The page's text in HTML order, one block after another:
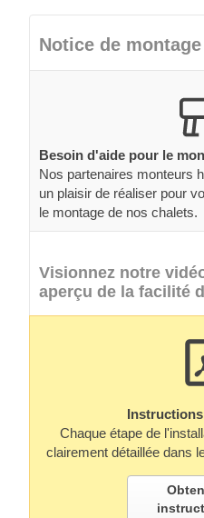
Notice de montage
Besoin d'aide pour le
Nos partenaires monteurs
un plaisir de réaliser pour
le montage de nos chalets.
Visionnez notre
aperçu de la facilité
Chaque étape de
clairement détaillée dans